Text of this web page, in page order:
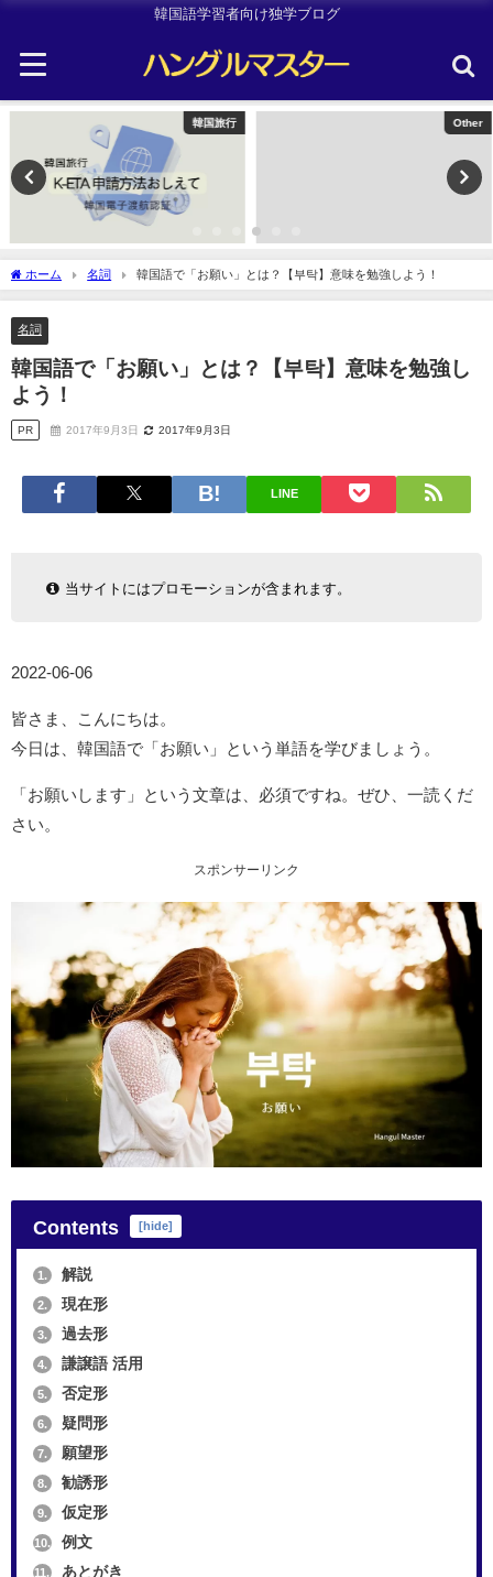
韓国語学習者向け独学ブログ
韓国旅行 Other
ホーム 名詞 韓国語で「お願い」とは？【부탁】意味を勉強しよう！
名詞
韓国語で「お願い」とは？【부탁】意味を勉強し
よう！
PR 2017年9月3日 2017年9月3日
LINE
当サイトにはプロモーションが含まれます。
2022-06-06
皆さま、こんにちは。
今日は、韓国語で「お願い」という単語を学びましょう。
「お願いします」という文章は、必須ですね。ぜひ、一読くだ
さい。
スポンサーリンク
Contents [hide]
1. 解説
2. 現在形
3. 過去形
4. 謙譲語 活用
5. 否定形
6. 疑問形
7. 願望形
8. 勧誘形
9. 仮定形
10. 例文
11. あとがき